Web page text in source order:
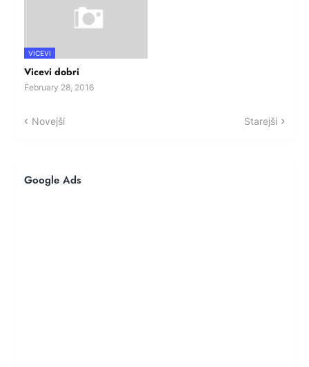
VICEVI
Vicevi dobri
February 28, 2016
Novejši Starejši
Google Ads